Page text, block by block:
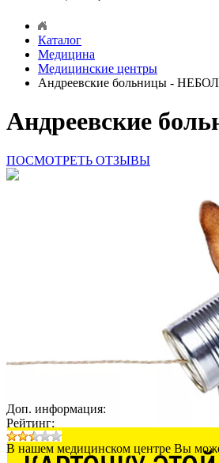
Каталог
Медицина
Медицинские центры
Андреевские больницы -
Андреевские
ПОСМОТРЕТЬ ОТЗЫВЫ
Доп. информация:
Рейтинг:
В нашем медицинском центре Вы